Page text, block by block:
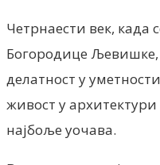
Четрнаести век, када
Богородице Љевишке,
делатност у
живост у
најбоље уочава.